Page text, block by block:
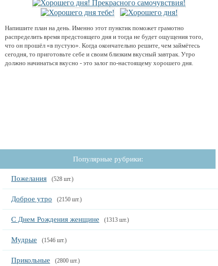
Напишите план на день. Именно этот пунктик поможет грамотно
распределить время предстоящего дня и тогда не будет ощущения того,
что он прошёл «в пустую». Когда окончательно решите, чем займётесь
сегодня, то приготовьте себе и своим близким вкусный завтрак. Утро
должно начинаться вкусно - это залог по-настоящему хорошего дня.
Популярные рубрики:
Пожелания (528 шт.)
Доброе утро (2150 шт.)
С Днем Рождения женщине (1313 шт.)
Мудрые (1546 шт.)
Прикольные (2800 шт.)